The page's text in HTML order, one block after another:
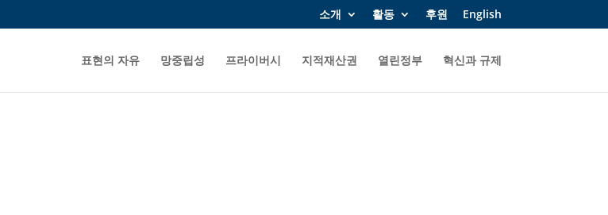
소개 활동 후원 English
표현의 자유 망중립성 프라이버시 지적재산권 열린정부 혁신과 규제